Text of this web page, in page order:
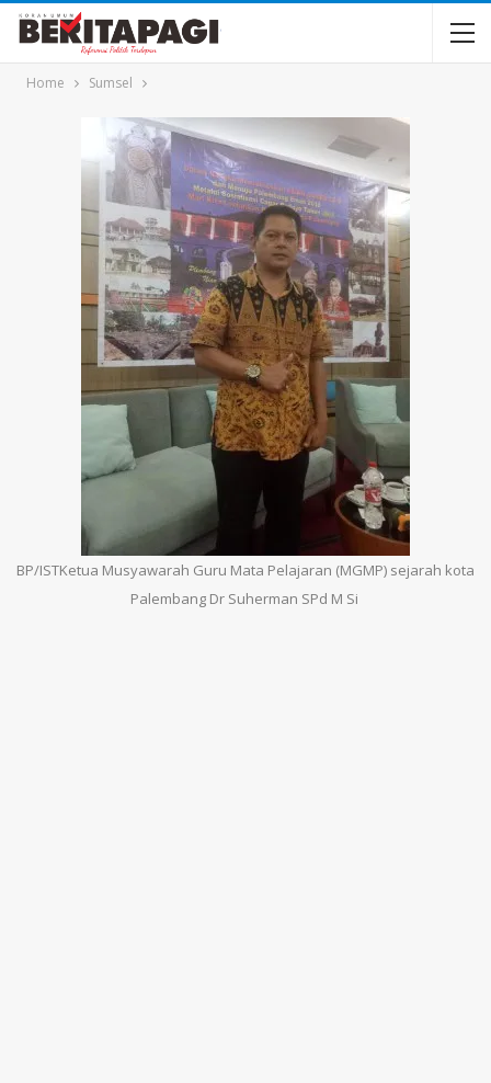
Home Sumsel
BP/ISTKetua Musyawarah Guru Mata Pelajaran (MGMP) sejarah kota
Palembang Dr Suherman SPd M Si